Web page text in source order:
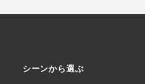
シーンから選ぶ